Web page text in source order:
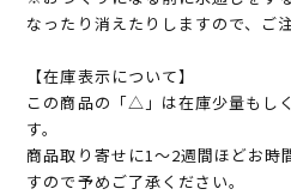
なったり消えたりしますので、ご
【在庫表示について】
この商品の「△」は在庫少量もし
す。
商品取り寄せに1～2週間ほどお時
すので予めご了承ください。